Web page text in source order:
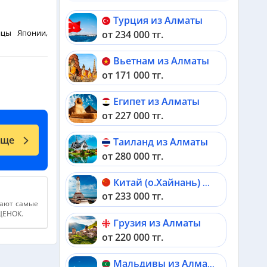
Японии,
из самых
дней в
или
самые
Турция из Алматы
от 234 000 тг.
Вьетнам из Алматы
от 171 000 тг.
Египет из Алматы
от 227 000 тг.
Таиланд из Алматы
от 280 000 тг.
Китай (о.Хайнань) из Алматы
от 233 000 тг.
Грузия из Алматы
от 220 000 тг.
Мальдивы из Алматы